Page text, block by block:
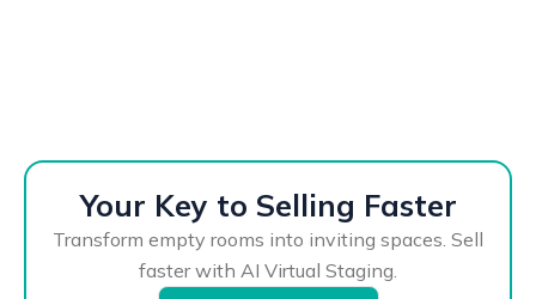
Your Key to Selling Faster
Transform empty rooms into inviting spaces. Sell
faster with AI Virtual Staging.